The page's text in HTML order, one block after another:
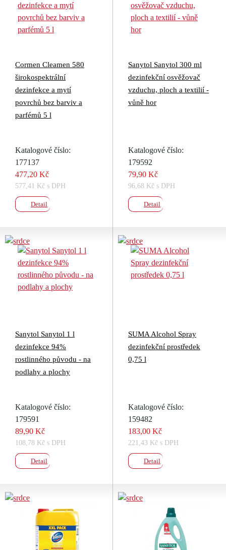
Cormen Cleamen 580
širokospektrální
dezinfekce a mytí
povrchů bez barviv a
parfémů 5 l
Katalogové číslo:
177137
477,20 Kč
577,41 Kč s DPH
Detail
Sanytol Sanytol 300 ml
dezinfekční osvěžovač
vzduchu, ploch a textilií -
vůně hor
Katalogové číslo:
179592
79,90 Kč
96,68 Kč s DPH
Detail
Sanytol Sanytol 1 l
dezinfekce 94%
rostlinného původu - na
podlahy a plochy
Katalogové číslo:
179591
89,90 Kč
108,78 Kč s DPH
Detail
SUMA Alcohol Spray
dezinfekční prostředek
0,75 l
Katalogové číslo:
159482
183,00 Kč
221,43 Kč s DPH
Detail